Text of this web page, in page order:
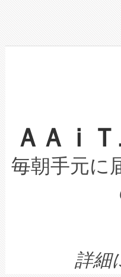
上げおよび
設備整備お
加組織は、
選定された
取得できる
設には、3
最高経営責
す。「当社
ームを利用
きます。こ
増加してい
る電力網に
事業者の負
系統連系を
限を超えて
持できるよ
ービスレベ
テリー性能
念は、現在
ます。
quality and
リューショ
したAvia 2
狭視野の
ケーブル、
なレーザー
な環境下で
キロメート
LiDAR for
は1535 nm
イズの小径
す。ノーマ
ＡＡｉ
毎朝手元に
詳細